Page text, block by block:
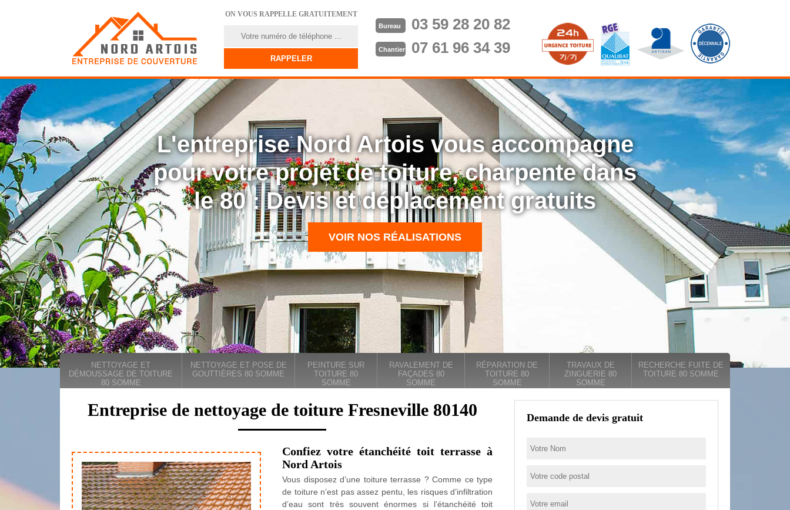
ON VOUS RAPPELLE GRATUITEMENT
Bureau 03 59 28 20 82
Chantier 07 61 96 34 39
L'entreprise Nord Artois vous accompagne
pour votre projet de toiture, charpente dans
le 80 : Devis et déplacement gratuits
VOIR NOS RÉALISATIONS
NETTOYAGE ET
DÉMOUSSAGE DE TOITURE
80 SOMME
NETTOYAGE ET POSE DE
GOUTTIÈRES 80 SOMME
PEINTURE SUR
TOITURE 80
SOMME
RAVALEMENT DE
FAÇADES 80
SOMME
RÉPARATION DE
TOITURE 80
SOMME
TRAVAUX DE
ZINGUERIE 80
SOMME
RECHERCHE FUITE DE
TOITURE 80 SOMME
Entreprise de nettoyage de toiture Fresneville 80140
Confiez votre étanchéité toit terrasse à
Nord Artois
Vous disposez d’une toiture terrasse ? Comme ce type
de toiture n’est pas assez pentu, les risques d’infiltration
d’eau sont très souvent énormes si l’étanchéité toit
Demande de devis gratuit